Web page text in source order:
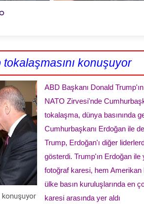
konuşuyor
konuşuyor
ABD Başkanı Donald
NATO Zirvesi'nde
tokalaşma, dünya basınında
Cumhurbaşkanı Erdoğan ile
Trump, Erdoğan'ı diğer
gösterdi. Trump'ın Erdoğan
fotoğraf karesi, hem Amerikan
ülke basın kuruluşlarında en
karesi arasında yer aldı